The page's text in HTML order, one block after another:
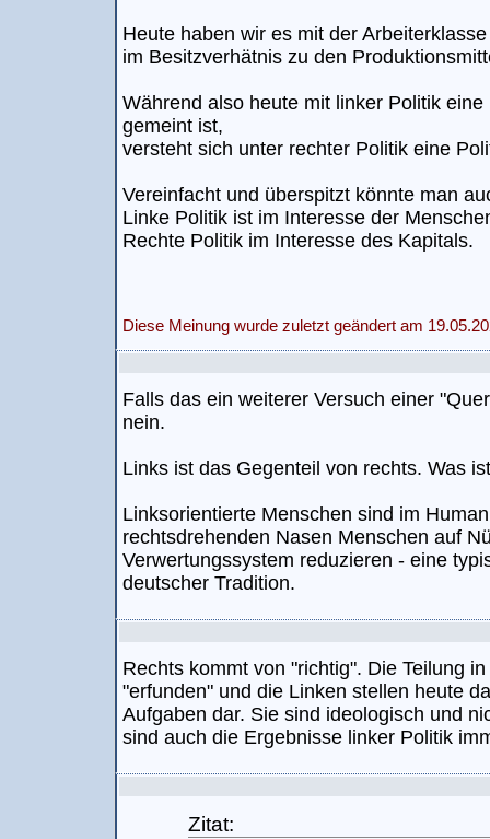
Heute haben wir es mit der
im Besitzverhätnis zu den
Während also heute mit linker Politik
gemeint ist,
versteht sich unter rechter Politik eine
Vereinfacht und überspitzt könnte man
Linke Politik ist im Interesse der
Rechte Politik im Interesse des Kapitals.
Diese Meinung wurde zuletzt geändert am
Falls das ein weiterer Versuch einer
nein.
Links ist das Gegenteil von rechts. Was
Linksorientierte Menschen sind im
rechtsdrehenden Nasen Menschen auf
Verwertungssystem reduzieren - eine
deutscher Tradition.
Rechts kommt von "richtig". Die Teilung
"erfunden" und die Linken stellen heute
Aufgaben dar. Sie sind ideologisch und
sind auch die Ergebnisse linker Politik
Zitat: